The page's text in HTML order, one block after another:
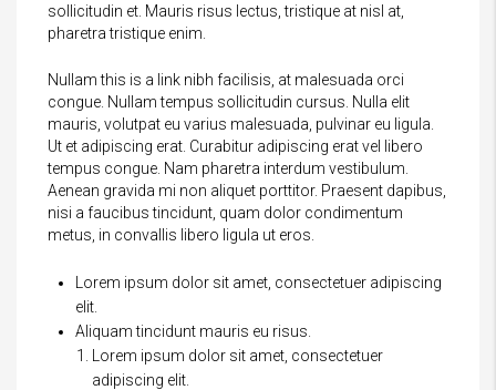
sollicitudin et. Mauris risus lectus, tristique at nisl at,
pharetra tristique enim.
Nullam this is a link nibh facilisis, at malesuada orci
congue. Nullam tempus sollicitudin cursus. Nulla elit
mauris, volutpat eu varius malesuada, pulvinar eu ligula.
Ut et adipiscing erat. Curabitur adipiscing erat vel libero
tempus congue. Nam pharetra interdum vestibulum.
Aenean gravida mi non aliquet porttitor. Praesent dapibus,
nisi a faucibus tincidunt, quam dolor condimentum
metus, in convallis libero ligula ut eros.
Lorem ipsum dolor sit amet, consectetuer adipiscing
elit.
Aliquam tincidunt mauris eu risus.
Lorem ipsum dolor sit amet, consectetuer
adipiscing elit.